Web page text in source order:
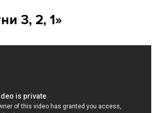
3, 2, 1»